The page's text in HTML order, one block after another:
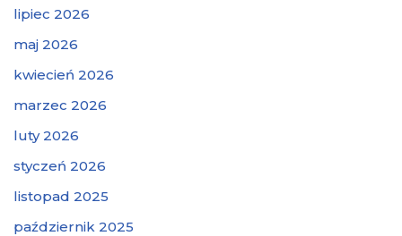
lipiec 2026
maj 2026
kwiecień 2026
marzec 2026
luty 2026
styczeń 2026
listopad 2025
październik 2025